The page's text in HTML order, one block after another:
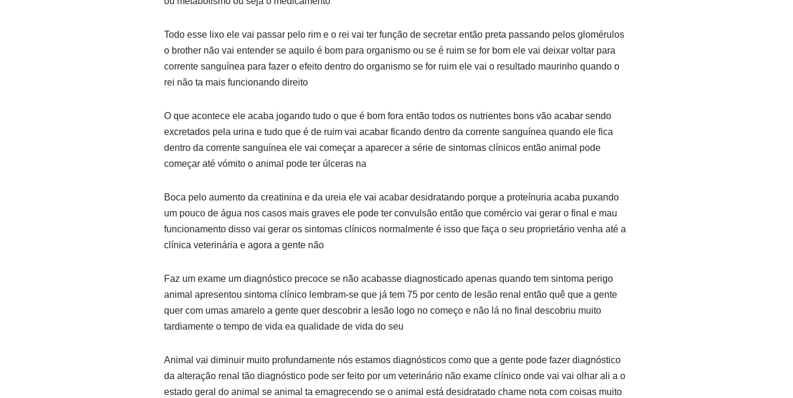
Todo esse lixo ele vai passar pelo rim e o rei vai ter função de secretar então preta passando pelos glomérulos
o brother não vai entender se aquilo é bom para organismo ou se é ruim se for bom ele vai deixar voltar para
corrente sanguínea para fazer o efeito dentro do organismo se for ruim ele vai o resultado maurinho quando o
rei não ta mais funcionando direito
O que acontece ele acaba jogando tudo o que é bom fora então todos os nutrientes bons vão acabar sendo
excretados pela urina e tudo que é de ruim vai acabar ficando dentro da corrente sanguínea quando ele fica
dentro da corrente sanguínea ele vai começar a aparecer a série de sintomas clínicos então animal pode
começar até vómito o animal pode ter úlceras na
Boca pelo aumento da creatinina e da ureia ele vai acabar desidratando porque a proteínuria acaba puxando
um pouco de água nos casos mais graves ele pode ter convulsão então que comércio vai gerar o final e mau
funcionamento disso vai gerar os sintomas clínicos normalmente é isso que faça o seu proprietário venha até a
clínica veterinária e agora a gente não
Faz um exame um diagnóstico precoce se não acabasse diagnosticado apenas quando tem sintoma perigo
animal apresentou sintoma clínico lembram-se que já tem 75 por cento de lesão renal então quê que a gente
quer com umas amarelo a gente quer descobrir a lesão logo no começo e não lá no final descobriu muito
tardiamente o tempo de vida ea qualidade de vida do seu
Animal vai diminuir muito profundamente nós estamos diagnósticos como que a gente pode fazer diagnóstico
da alteração renal tão diagnóstico pode ser feito por um veterinário não exame clínico onde vai vai olhar ali a o
estado geral do animal se animal ta emagrecendo se o animal está desidratado chame nota com coisas muito